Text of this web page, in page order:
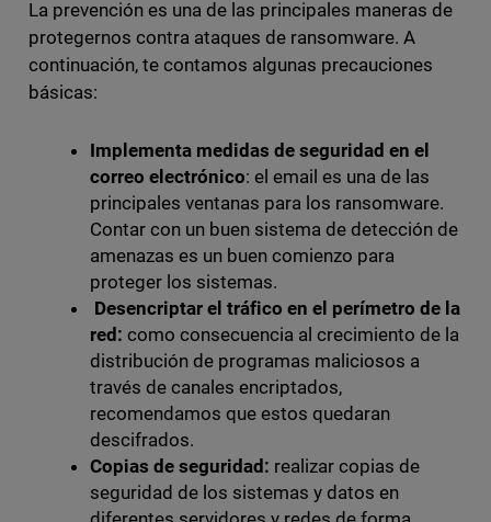
La prevención es una de las principales maneras de
protegernos contra ataques de ransomware. A
continuación, te contamos algunas precauciones
básicas:
Implementa medidas de seguridad en el
correo electrónico: el email es una de las
principales ventanas para los ransomware.
Contar con un buen sistema de detección de
amenazas es un buen comienzo para
proteger los sistemas.
Desencriptar el tráfico en el perímetro de la
red: como consecuencia al crecimiento de la
distribución de programas maliciosos a
través de canales encriptados,
recomendamos que estos quedaran
descifrados.
Copias de seguridad: realizar copias de
seguridad de los sistemas y datos en